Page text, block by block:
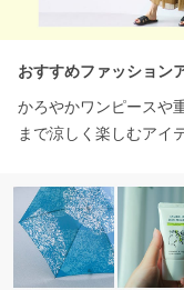
おすすめファッション
かろやかワンピースや
まで涼しく楽しむアイ